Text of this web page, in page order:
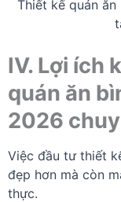
Thiết kế quán
IV. Lợi ích
quán ăn
2026
Việc đầu tư thiết
đẹp hơn mà còn
thực.